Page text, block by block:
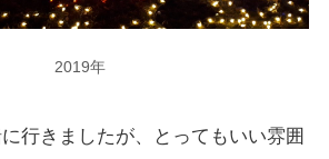
2019年
行きましたが、とってもいい雰囲